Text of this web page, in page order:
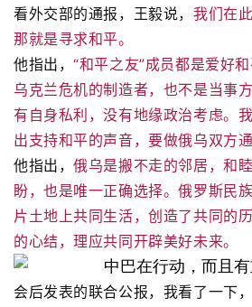
看外交部的通报，王毅说， 我们在
那就是寻求和平。
他指出，“和平之友”成员都是爱好
乌克兰危机的制造者，也不是当事
有自身私利，没有地缘政治考虑。
出支持和平的声音，要做俄乌双方
他指出，俄乌是搬不走的邻居，和
盼，也是唯一正确选择。俄罗斯民
片土地上共同生活，创造了共同的
的心结，理应共同开辟美好未来。
会后发表的联合公报，我看了一下